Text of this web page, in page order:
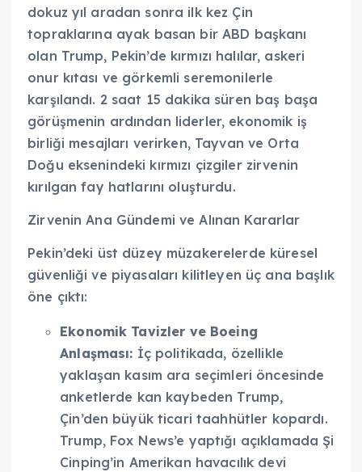
dokuz yıl aradan sonra ilk kez Çin
topraklarına ayak basan bir ABD başkanı
olan Trump, Pekin’de kırmızı halılar, askeri
onur kıtası ve görkemli seremonilerle
karşılandı. 2 saat 15 dakika süren baş başa
görüşmenin ardından liderler, ekonomik iş
birliği mesajları verirken, Tayvan ve Orta
Doğu eksenindeki kırmızı çizgiler zirvenin
kırılgan fay hatlarını oluşturdu.
Zirvenin Ana Gündemi ve Alınan Kararlar
Pekin’deki üst düzey müzakerelerde küresel
güvenliği ve piyasaları kilitleyen üç ana başlık
öne çıktı:
Ekonomik Tavizler ve Boeing
Anlaşması: İç politikada, özellikle
yaklaşan kasım ara seçimleri öncesinde
anketlerde kan kaybeden Trump,
Çin’den büyük ticari taahhütler kopardı.
Trump, Fox News’e yaptığı açıklamada Şi
Cinping’in Amerikan havacılık devi